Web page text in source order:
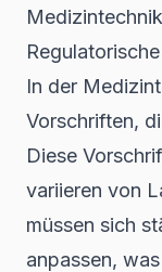
Medizintechnik
In der
Vorschriften,
Diese
variieren von
müssen sich
anpassen,